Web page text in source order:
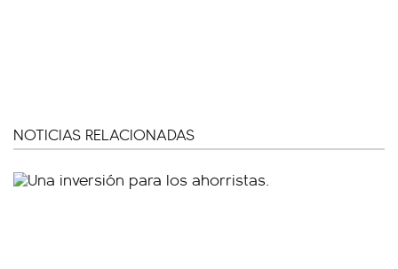
NOTICIAS RELACIONADAS